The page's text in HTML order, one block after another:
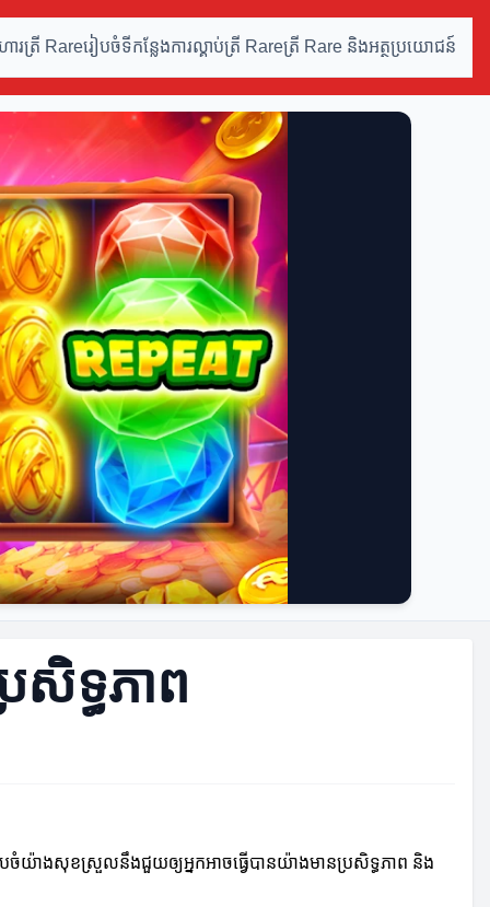
ារត្រី Rareរៀបចំទីកន្លែងការល្គាប់ត្រី Rareត្រី Rare និងអត្ថប្រយោជន៍
ទ្ធភាព
ចំយ៉ាងសុខស្រួលនឹងជួយឲ្យអ្នកអាចធ្វើបានយ៉ាងមានប្រសិទ្ធភាព និង